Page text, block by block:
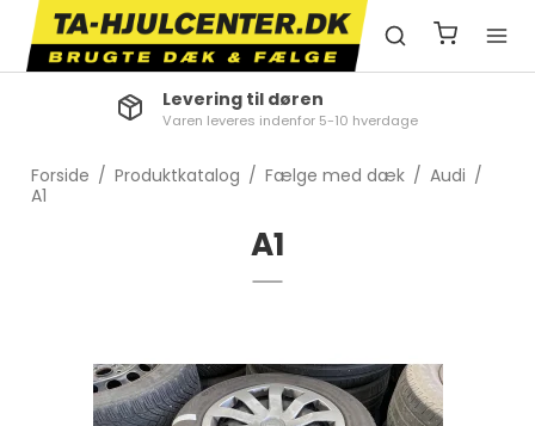
Levering til døren
Varen leveres indenfor 5-10 hverdage
Forside / Produktkatalog / Fælge med dæk / Audi /
A1
A1